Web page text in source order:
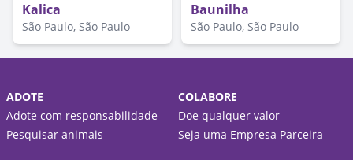
Kalica
São Paulo, São Paulo
Baunilha
São Paulo, São Paulo
ADOTE
Adote com responsabilidade
Pesquisar animais
COLABORE
Doe qualquer valor
Seja uma Empresa Parceira